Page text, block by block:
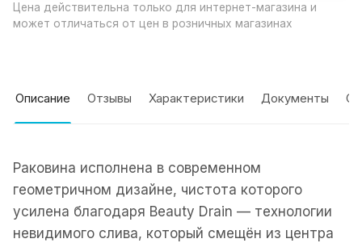
Цена действительна только для интернет-магазина и
может отличаться от цен в розничных магазинах
Описание Отзывы Характеристики Документы
Раковина исполнена в современном
геометричном дизайне, чистота которого
усилена благодаря Beauty Drain — технологии
невидимого слива, который смещён из центра